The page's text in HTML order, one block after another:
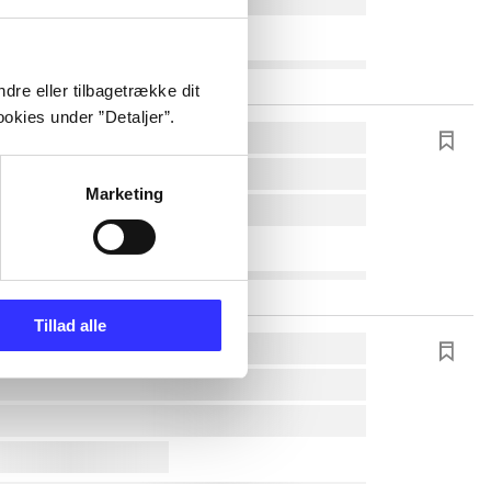
eller tilbagetrække dit
under ”Detaljer”.
Marketing
Tillad alle